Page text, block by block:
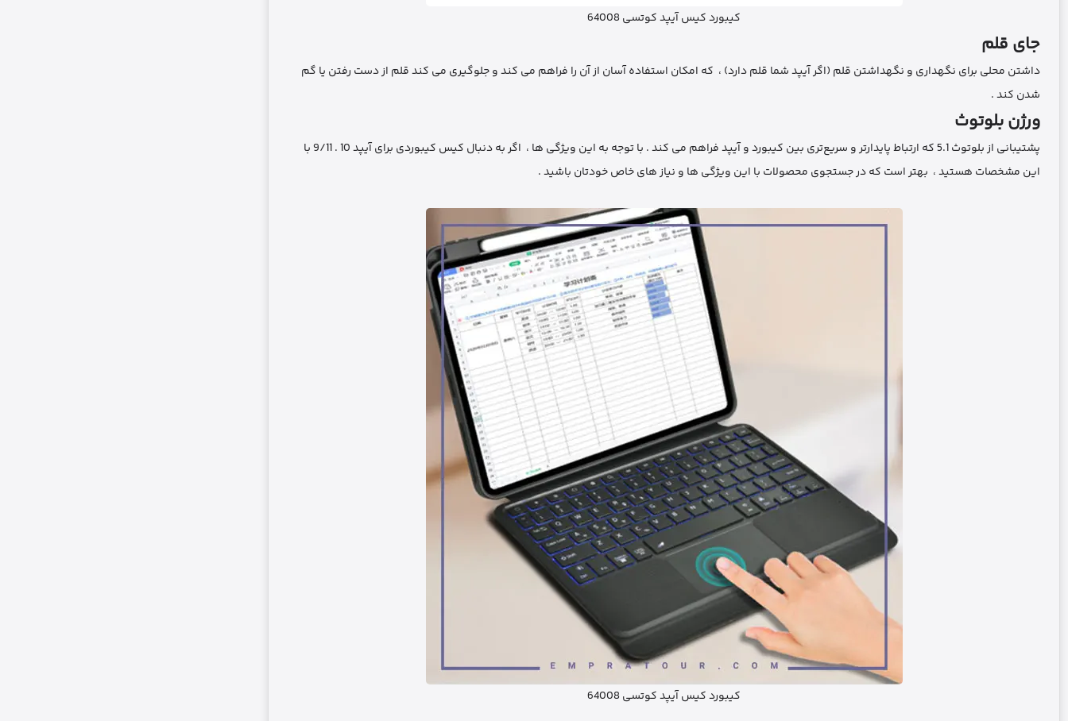
کیبورد کیس آیپد کوتسی 64008
جای قلم
داشتن محلی برای نگهداری و نگهداشتن قلم (اگر آیپد شما قلم دارد) ، که امکان استفاده آسان از آن را فراهم می ‌کند و جلوگیری می ‌کند قلم از دست رفتن یا گم
شدن کند .
ورژن بلوتوث
پشتیبانی از بلوتوث 5.1 که ارتباط پایدارتر و سریع‌تری بین کیبورد و آیپد فراهم می ‌کند . با توجه به این ویژگی‌ ها ، اگر به دنبال کیس کیبوردی برای آیپد 10 . 9/11 با
این مشخصات هستید ، بهتر است که در جستجوی محصولات با این ویژگی‌ ها و نیاز های خاص خودتان باشید .
کیبورد کیس آیپد کوتسی 64008